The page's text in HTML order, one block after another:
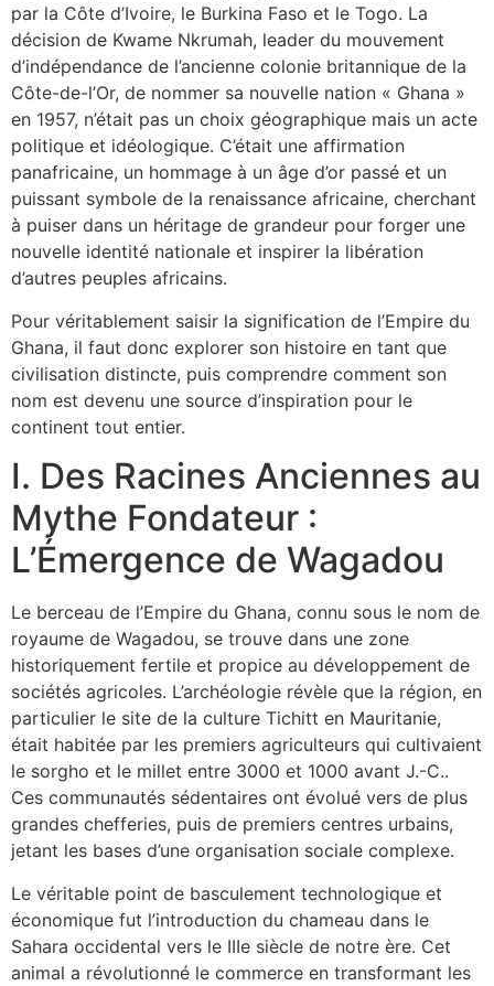
par la Côte d’Ivoire, le Burkina Faso et le Togo. La
décision de Kwame Nkrumah, leader du mouvement
d’indépendance de l’ancienne colonie britannique de la
Côte-de-l’Or, de nommer sa nouvelle nation « Ghana »
en 1957, n’était pas un choix géographique mais un acte
politique et idéologique. C’était une affirmation
panafricaine, un hommage à un âge d’or passé et un
puissant symbole de la renaissance africaine, cherchant
à puiser dans un héritage de grandeur pour forger une
nouvelle identité nationale et inspirer la libération
d’autres peuples africains.
Pour véritablement saisir la signification de l’Empire du
Ghana, il faut donc explorer son histoire en tant que
civilisation distincte, puis comprendre comment son
nom est devenu une source d’inspiration pour le
continent tout entier.
I. Des Racines Anciennes au
Mythe Fondateur :
L’Émergence de Wagadou
Le berceau de l’Empire du Ghana, connu sous le nom de
royaume de Wagadou, se trouve dans une zone
historiquement fertile et propice au développement de
sociétés agricoles. L’archéologie révèle que la région, en
particulier le site de la culture Tichitt en Mauritanie,
était habitée par les premiers agriculteurs qui cultivaient
le sorgho et le millet entre 3000 et 1000 avant J.-C..
Ces communautés sédentaires ont évolué vers de plus
grandes chefferies, puis de premiers centres urbains,
jetant les bases d’une organisation sociale complexe.
Le véritable point de basculement technologique et
économique fut l’introduction du chameau dans le
Sahara occidental vers le IIIe siècle de notre ère. Cet
animal a révolutionné le commerce en transformant les